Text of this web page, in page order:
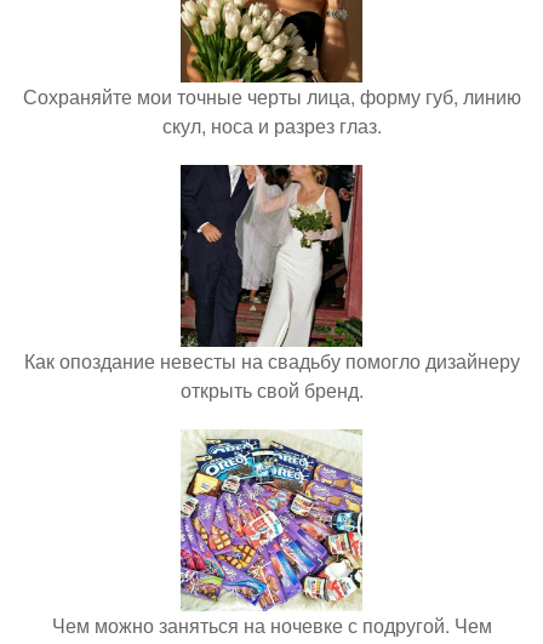
Сохраняйте мои точные черты лица, форму губ, линию
скул, носа и разрез глаз.
Как опоздание невесты на свадьбу помогло дизайнеру
открыть свой бренд.
Чем можно заняться на ночевке с подругой. Чем